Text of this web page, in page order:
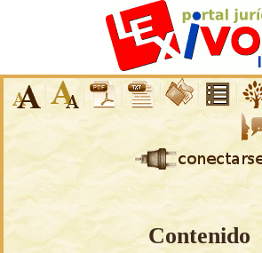
Contenido